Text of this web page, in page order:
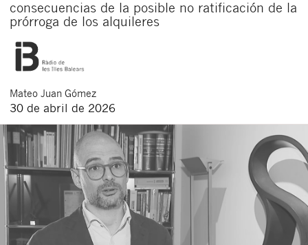
consecuencias de la posible no ratificación de la
prórroga de los alquileres
Mateo Juan Gómez
30 de abril de 2026